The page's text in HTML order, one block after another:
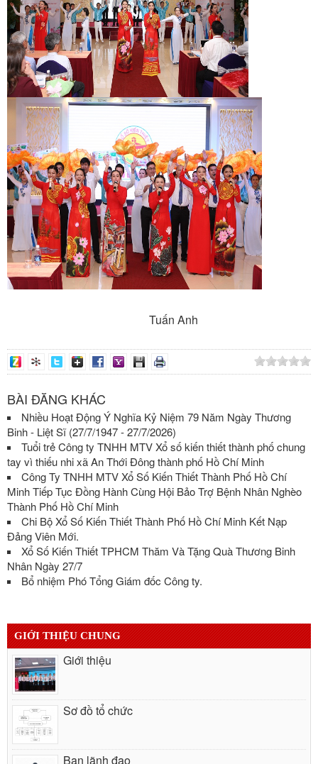
Tuấn Anh
BÀI ĐĂNG KHÁC
Nhiều Hoạt Động Ý Nghĩa Kỷ Niệm 79 Năm Ngày Thương
Binh - Liệt Sĩ (27/7/1947 - 27/7/2026)
Tuổi trẻ Công ty TNHH MTV Xổ số kiến thiết thành phố chung
tay vì thiếu nhi xã An Thới Đông thành phố Hồ Chí Minh
Công Ty TNHH MTV Xổ Số Kiến Thiết Thành Phố Hồ Chí
Minh Tiếp Tục Đồng Hành Cùng Hội Bảo Trợ Bệnh Nhân Nghèo
Thành Phố Hồ Chí Minh
Chi Bộ Xổ Số Kiến Thiết Thành Phố Hồ Chí Minh Kết Nạp
Đảng Viên Mới.
Xổ Số Kiến Thiết TPHCM Thăm Và Tặng Quà Thương Binh
Nhân Ngày 27/7
Bổ nhiệm Phó Tổng Giám đốc Công ty.
GIỚI THIỆU CHUNG
Giới thiệu
Sơ đồ tổ chức
Ban lãnh đạo